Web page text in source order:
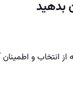
انتخاب و